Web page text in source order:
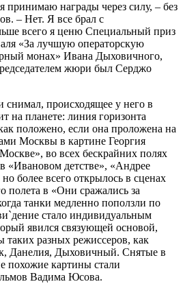
принимаю награды через силу, – без
– Нет. Я все брал с
всего я ценю Специальный приз
«За лучшую операторскую
монах» Ивана Дыховичного,
жюри был Серджо
происходящее у него в
на планете: линия горизонта
положено, если она проложена на
Москвы в картине Георгия
во всех бескрайних полях
«Ивановом детстве», «Андрее
более всего открылось в сценах
полета в «Они сражались за
танки медленно поползли по
стало индивидуальным
явился связующей основой,
разных режиссеров, как
Данелия, Дыховичный. Снятые в
похожие картины стали
Вадима Юсова.